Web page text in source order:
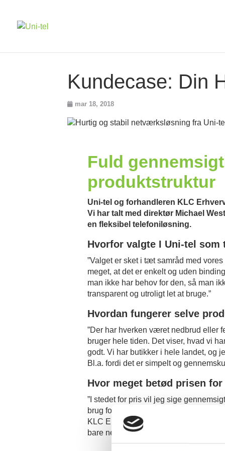
Kundecase: Din
mar 18, 2018
Fuld
produktstruktur
Uni-tel og forhandleren KLC
Vi har talt med direktør Michael
en fleksibel telefoniløsning.
Hvorfor valgte I Uni-tel som
”Valget er sket i tæt samråd med
meget, at det er enkelt og uden
man ikke har behov for den, så man
transparent og utroligt let at bruge.”
Hvordan fungerer selve
”Der har hverken været nedbrud eller
bruger hele tiden. Det viser, hvad vi
godt. Vi har butikker i hele landet, og
Bl.a. fordi det er simpelt og
Hvor meget betød prisen for
”I stedet for pris vil jeg sige
brug for. Så gennemsigtighed i både
KLC Erhverv har rigtig meget styr på i
bare nemt at være kunde hos dem.”